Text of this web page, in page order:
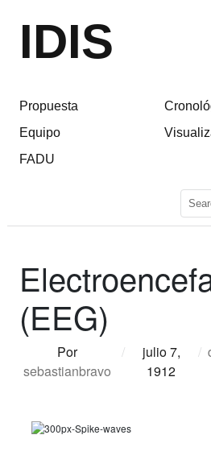
IDIS
Propuesta
Equipo
FADU
(EEG)
Por
sebastianbravo
/
julio 7,
1912
/